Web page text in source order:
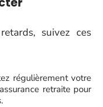
suivez ces
régulièrement votre
retraite pour